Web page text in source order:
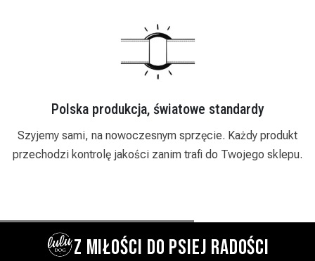
Polska produkcja, światowe standardy
Szyjemy sami, na nowoczesnym sprzęcie. Każdy produkt
przechodzi kontrolę jakości zanim trafi do Twojego sklepu.
Z MIŁOŚCI DO PSIEJ RADOŚCI